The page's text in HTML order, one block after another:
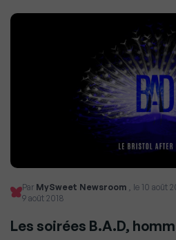
Par MySweet Newsroom , le 10 août
9 août 2018
Les soirées B.A.D,